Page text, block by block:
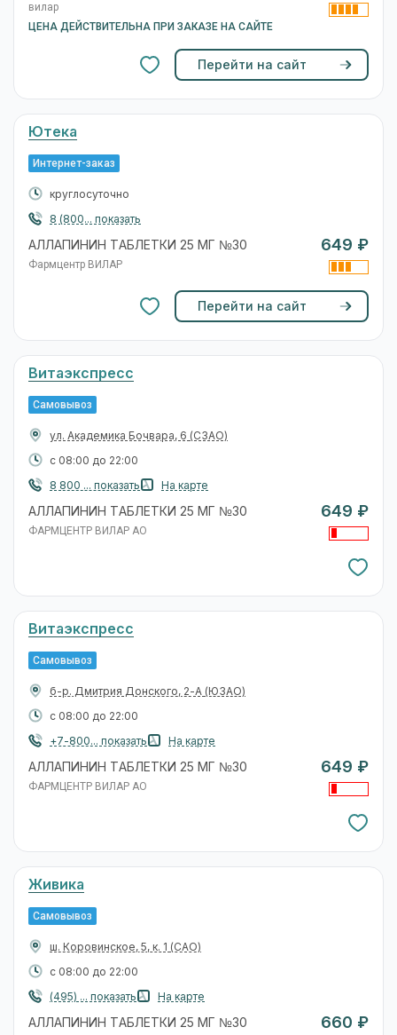
вилар
ЦЕНА ДЕЙСТВИТЕЛЬНА ПРИ ЗАКАЗЕ НА САЙТЕ
Перейти на сайт
Ютека
Интернет-заказ
круглосуточно
8 (800... показать
АЛЛАПИНИН ТАБЛЕТКИ 25 МГ №30
Фармцентр ВИЛАР
649 ₽
Перейти на сайт
Витаэкспресс
Самовывоз
ул. Академика Бочвара, 6 (СЗАО)
с 08:00 до 22:00
8 800 ... показать
На карте
АЛЛАПИНИН ТАБЛЕТКИ 25 МГ №30
ФАРМЦЕНТР ВИЛАР АО
649 ₽
Витаэкспресс
Самовывоз
б-р. Дмитрия Донского, 2-А (ЮЗАО)
с 08:00 до 22:00
+7-800... показать
На карте
АЛЛАПИНИН ТАБЛЕТКИ 25 МГ №30
ФАРМЦЕНТР ВИЛАР АО
649 ₽
Живика
Самовывоз
ш. Коровинское, 5, к. 1 (САО)
с 08:00 до 22:00
(495) ... показать
На карте
АЛЛАПИНИН ТАБЛЕТКИ 25 МГ №30 660 ₽